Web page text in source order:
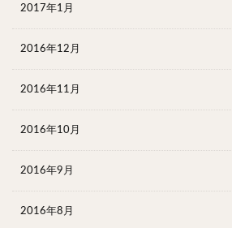
2017年1月
2016年12月
2016年11月
2016年10月
2016年9月
2016年8月